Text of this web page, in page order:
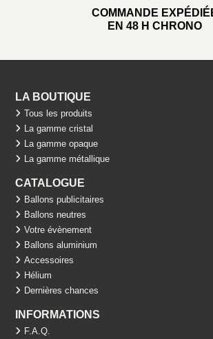
COMMANDE
EN 48 H CHRONO
LA BOUTIQUE
Tous les produits
La gamme cristal
La gamme opaque
La gamme métallique
CATALOGUE
Ballons publicitaires
Ballons neutres
Votre évènement
Ballons aluminium
Accessoires
Hélium
Dernières chances
INFORMATIONS
F.A.Q.